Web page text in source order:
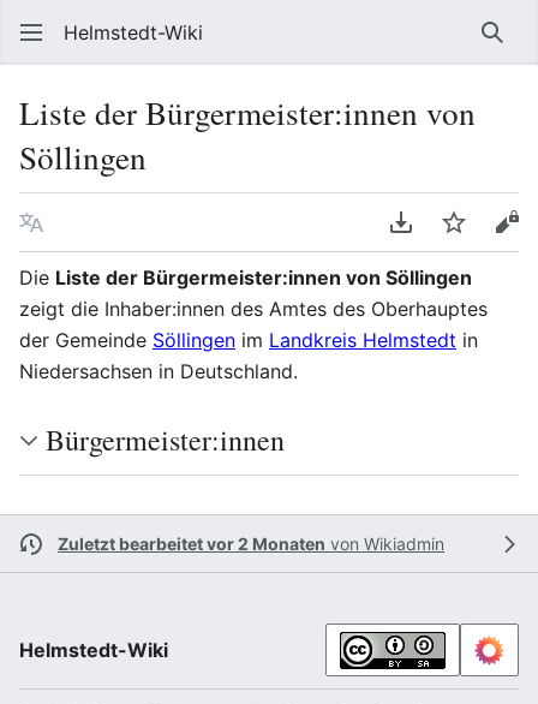
Helmstedt-Wiki
Liste der Bürgermeister:innen von
Söllingen
Sprache PDF
Die Liste der Bürgermeister:innen von Söllingen
zeigt die Inhaber:innen des Amtes des Oberhauptes
der Gemeinde Söllingen im Landkreis Helmstedt in
Niedersachsen in Deutschland.
Bürgermeister:innen
Zuletzt bearbeitet vor 2 Monaten von Wikiadmin
Helmstedt-Wiki